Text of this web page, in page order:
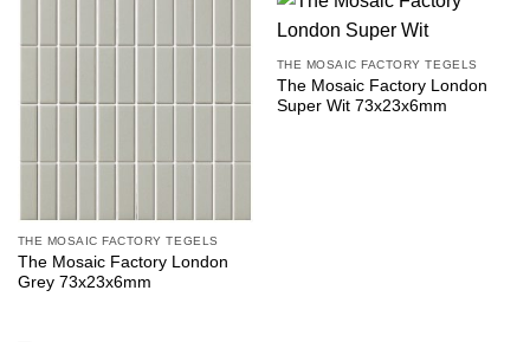
THE MOSAIC FACTORY TEGELS
The Mosaic Factory London
Grey 73x23x6mm
THE MOSAIC FACTORY TEGELS
The Mosaic Factory London
Super Wit 73x23x6mm